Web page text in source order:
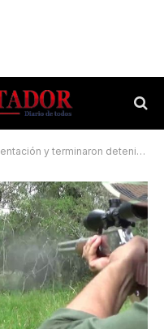
y terminaron detenidos